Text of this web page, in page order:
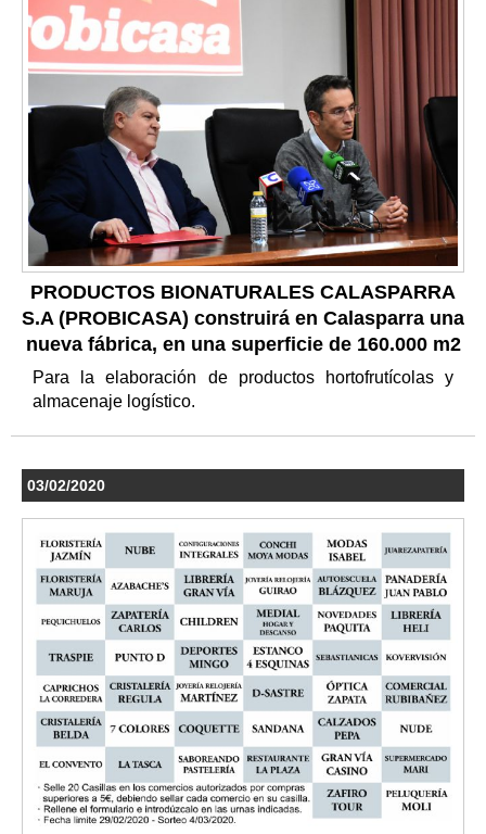
PRODUCTOS BIONATURALES CALASPARRA
S.A (PROBICASA) construirá en Calasparra una
nueva fábrica, en una superficie de 160.000 m2
Para la elaboración de productos hortofrutícolas y
almacenaje logístico.
03/02/2020